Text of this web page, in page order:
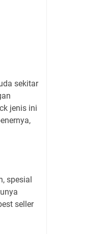
sekitar
jenis ini
spesial
seller